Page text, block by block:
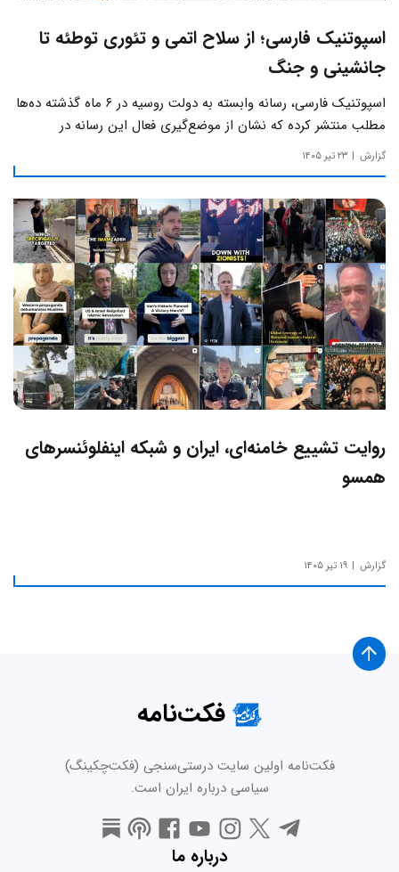
اسپوتنیک فارسی؛ از سلاح اتمی و تئوری توطئه تا
جانشینی و جنگ
اسپوتنیک فارسی، رسانه وابسته به دولت روسیه در ۶ ماه گذشته ده‌ها
مطلب منتشر کرده که نشان از موضع‌گیری فعال این رسانه‌ در
حساس‌ترین مسائل چالش‌های داخلی ایران دارد.
گزارش ۲۳ تیر ۱۴۰۵
روایت تشییع خامنه‌ای، ایران و شبکه اینفلوئنسرهای
همسو
گزارش ۱۹ تیر ۱۴۰۵
فکت‌نامه
فکت‌نامه اولین سایت درستی‌سنجی (فکت‌چکینگ)
سیاسی درباره ایران است.
درباره ما